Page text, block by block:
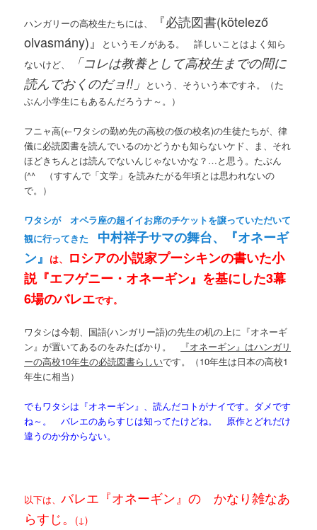
ハンガリーの高校生たちには、
『必読図書(kötelező
olvasmány)』
というモノがある。 詳しいことはよく知ら
ないけど、
「コレは教養として高校生までの間に
読んでおくのだョ!!」 という、そういう本ですネ。（た
ぶん小学生にもあるんだろうナ～。）
フニャ高(←ワタシの勤め先の高校の仮の校名)の生徒たちが、律
儀に必読図書を読んでいるのかどうかも知らないケド、ま、それ
ほどきちんとは読んでないんじゃないかな？…と思う。たぶん
(^^ゞ（すすんで「文学」を読みたがる年頃とは思われないの
で。）
ワタシが オペラ座の超イイお席のチケットを譲っていただいて
観に行ってきた 中村祥子サマの舞台、『オネーギ
ン』 は、
ロシアの小説家プーシキンの書いた小
説『エフゲニー・オネーギン』を基にした3幕
6場のバレエです。
ワタシは今朝、国語(ハンガリー語)の先生の机の上に『オネーギ
ン』が置いてあるのをみたばかり。
『オネーギン』はハンガリ
ーの高校10年生の必読図書らしいです。（10年生は日本の高校1
年生に相当）
でもワタシは『オネーギン』、読んだコトがナイです。ダメです
ね～。 バレエのあらすじは知ってたけどね。 原作とどれだけ
違うのか分からない。
以下は、バレエ『オネーギン』の かなり雑なあ
らすじ。
(↓)